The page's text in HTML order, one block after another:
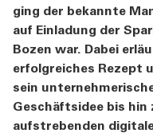
ging der bekannte
auf Einladung der
Bozen war. Dabei
erfolgreiches Rezept
sein
Geschäftsidee bis hin
aufstrebenden